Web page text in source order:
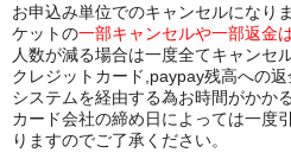
お申込み単位でのキャンセルになり
ケットの一部キャンセルや一部返金
人数が減る場合は一度全てキャンセ
クレジットカード,paypay残高への
システムを経由する為お時間がかか
カード会社の締め日によっては一度
りますのでご了承ください。